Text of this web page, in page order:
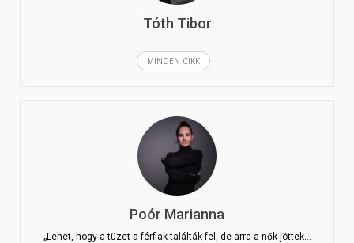
Tóth Tibor
MINDEN CIKK
Poór Marianna
„Lehet, hogy a tüzet a férfiak találták fel, de arra a nők jöttek…